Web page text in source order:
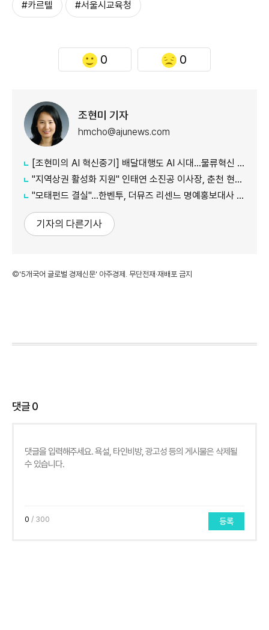
#카르텔 #서울시교육청
0 0
조현미 기자
hmcho@ajunews.com
[조현미의 AI 혁신중기] 배달대행도 AI 시대…물류혁신 선도하는 부릉
"지역상권 활성화 지원" 인태연 소진공 이사장, 춘천 현장방문
"모태펀드 결실"…한벤투, 더뮤즈 리센느 명예홍보대사 임명
기자의 다른기사
©'5개국어 글로벌 경제신문' 아주경제. 무단전재·재배포 금지
댓글0
0 / 300 등록